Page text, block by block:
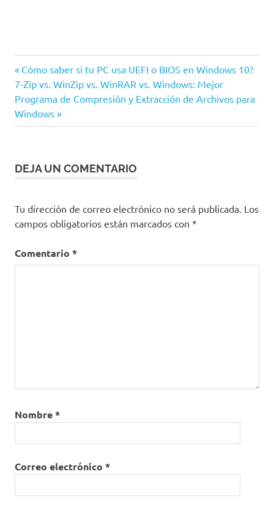
Windows
10
Navegación
de
entradas
Entrada
anterior:
Cómo saber si tu PC usa UEFI o BIOS en Windows 10?
Siguiente
entrada:
7-Zip vs. WinZip vs. WinRAR vs. Windows: Mejor
Programa de Compresión y Extracción de Archivos para
Windows
DEJA UN COMENTARIO
Tu dirección de correo electrónico no será publicada. Los
campos obligatorios están marcados con *
Comentario *
Nombre*
Correo electrónico *